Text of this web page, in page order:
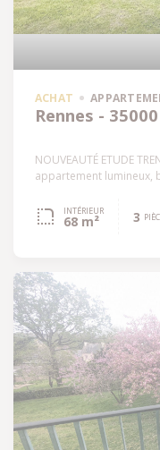
ACHAT
Rennes - 35000
NOUVEAUTÉ ETUDE
appartement lumineux,
INTÉRIEUR
68 m² 3